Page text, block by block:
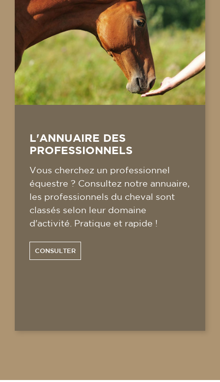
L'ANNUAIRE DES
PROFESSIONNELS
Vous cherchez un professionnel
équestre ? Consultez notre annuaire,
les professionnels du cheval sont
classés selon leur domaine
d'activité. Pratique et rapide !
CONSULTER